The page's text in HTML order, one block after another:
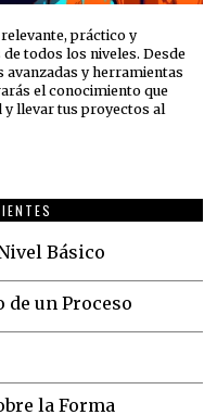
práctico y
todos los niveles. Desde
avanzadas y herramientas
el conocimiento que
y llevar tus proyectos al
Básico
de un Proceso
la Forma